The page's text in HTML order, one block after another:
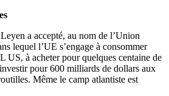
a accepté, au nom de l’Union
lequel l’UE s’engage à consommer
US, à acheter pour quelques centaine de
pour 600 milliards de dollars aux
Même le camp atlantiste est